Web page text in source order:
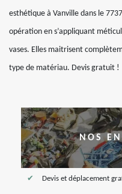
esthétique à Vanville dans le
opération en s’appliquant
vases. Elles maitrisent
type de matériau. Devis gratuit !
NOS
Devis et déplacement